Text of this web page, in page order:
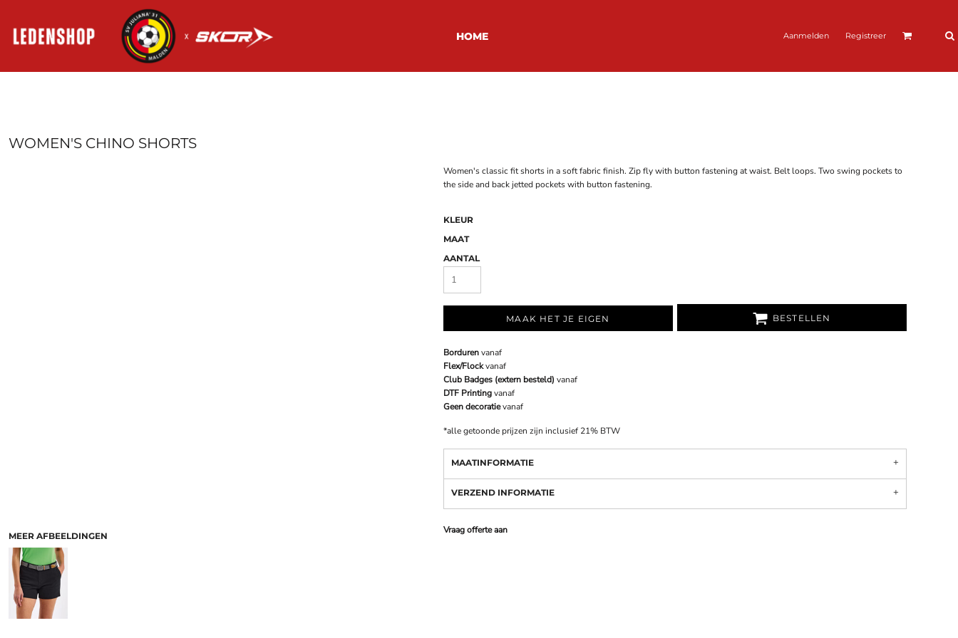
HOME Aanmelden Registreer
WOMEN'S CHINO SHORTS
MEER AFBEELDINGEN
Women's classic fit shorts in a soft fabric finish. Zip fly with button fastening at waist. Belt loops. Two swing pockets to
the side and back jetted pockets with button fastening.
KLEUR
MAAT
AANTAL
MAAK HET JE EIGEN BESTELLEN
Bordurenvanaf
Flex/Flockvanaf
Club Badges (extern besteld) vanaf
DTF Printingvanaf
Geen decoratievanaf
*alle getoonde prijzen zijn inclusief 21% BTW
MAATINFORMATIE
VERZEND INFORMATIE
Vraag offerte aan
REGISTREER